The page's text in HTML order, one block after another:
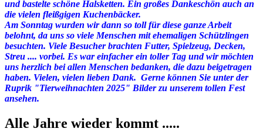
und bastelte schöne Halsketten. Ein großes Dankeschön auch an
die vielen fleißgigen Kuchenbäcker.
Am Sonntag wurden wir dann so toll für diese ganze Arbeit
belohnt, da uns so viele Menschen mit ehemaligen Schützlingen
besuchten. Viele Besucher brachten Futter, Spielzeug, Decken,
Streu .... vorbei. Es war einfacher ein toller Tag und wir möchten
uns herzlich bei allen Menschen bedanken, die dazu beigetragen
haben. Vielen, vielen lieben Dank. Gerne können Sie unter der
Ruprik "Tierweihnachten 2025" Bilder zu unserem tollen Fest
ansehen.
Alle Jahre wieder kommt .....